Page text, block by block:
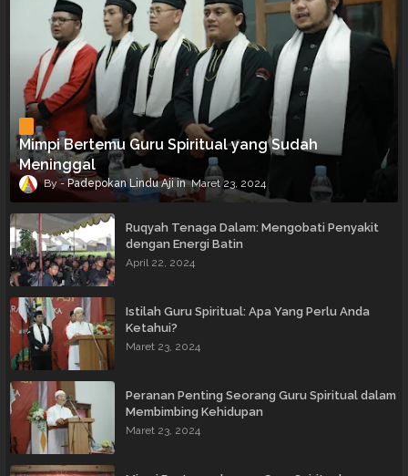
Mimpi Bertemu Guru Spiritual yang Sudah
Meninggal
Padepokan Lindu Aji Maret 23, 2024
Ruqyah Tenaga Dalam: Mengobati Penyakit
dengan Energi Batin
April 22, 2024
Istilah Guru Spiritual: Apa Yang Perlu Anda
Ketahui?
Maret 23, 2024
Peranan Penting Seorang Guru Spiritual dalam
Membimbing Kehidupan
Maret 23, 2024